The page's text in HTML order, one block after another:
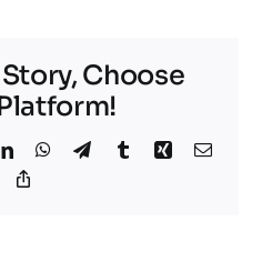
Choose
LinkedInWhatsApp
TelegramTumblrXing E-